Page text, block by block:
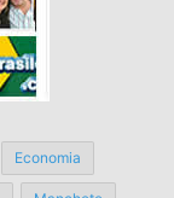
Economia